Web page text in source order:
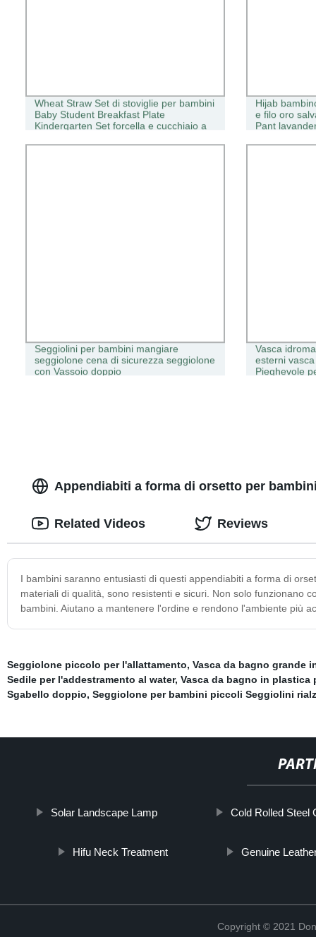
Wheat Straw Set di stoviglie per bambini
Baby Student Breakfast Plate
Kindergarten Set forcella e cucchiaio a
Hijab
e filo oro
Pant
legno Hanger
Seggiolini per bambini mangiare
seggiolone cena di sicurezza seggiolone
con Vassoio doppio
Vasca
esterni
Pieghevole
Appendiabiti a forma di orsetto per
I bambini saranno entusiasti di questi appendiabiti a forma di
materiali di qualità, sono resistenti e sicuri. Non solo funzionano
bambini. Aiutano a mantenere l'ordine e rendono l'ambiente più
Related Videos Reviews
Seggiolone piccolo per l'allattamento, Vasca da bagno grande
Sedile per l'addestramento al water, Vasca da bagno in plastica
Sgabello doppio, Seggiolone per bambini piccoli Seggiolini
Solar Landscape Lamp Cold Rolled Steel
Hifu Neck Treatment Genuine
Copyright © 2021